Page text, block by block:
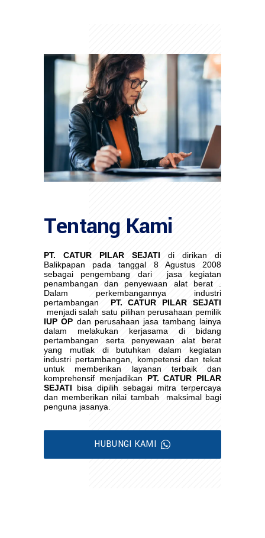
Tentang Kami
PT. CATUR PILAR SEJATI di dirikan di
Balikpapan pada tanggal 8 Agustus 2008
sebagai pengembang dari
jasa kegiatan
penambangan dan penyewaan alat berat .
Dalam perkembangannya industri
pertambangan
PT. CATUR PILAR SEJATI
menjadi salah satu pilihan perusahaan pemilik
IUP OP dan perusahaan jasa tambang lainya
dalam melakukan kerjasama di bidang
pertambangan serta penyewaan alat berat
yang mutlak di butuhkan dalam kegiatan
industri pertambangan, kompetensi dan tekat
untuk memberikan layanan terbaik dan
komprehensif menjadikan PT. CATUR PILAR
SEJATI bisa dipilih sebagai mitra terpercaya
dan memberikan nilai tambah
maksimal bagi
penguna jasanya.
HUBUNGI KAMI